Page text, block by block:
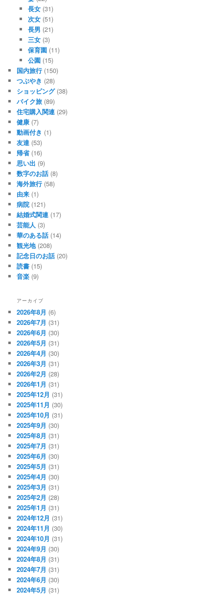
長女(31)
次女(51)
長男 (21)
三女(3)
保育園(11)
公園(15)
国内旅行 (150)
つぶやき (28)
ショッピング(38)
バイク旅 (89)
住宅購入関連 (29)
健康 (7)
動画付き (1)
友達 (53)
帰省(16)
思い出 (9)
数字のお話 (8)
海外旅行 (58)
由来 (1)
病院 (121)
結婚式関連 (17)
芸能人 (3)
華のある話 (14)
観光地(208)
記念日のお話 (20)
読書 (15)
音楽 (9)
アーカイブ
2026年8月 (6)
2026年7月 (31)
2026年6月 (30)
2026年5月 (31)
2026年4月 (30)
2026年3月 (31)
2026年2月 (28)
2026年1月 (31)
2025年12月 (31)
2025年11月 (30)
2025年10月 (31)
2025年9月 (30)
2025年8月 (31)
2025年7月 (31)
2025年6月 (30)
2025年5月 (31)
2025年4月 (30)
2025年3月 (31)
2025年2月 (28)
2025年1月 (31)
2024年12月 (31)
2024年11月 (30)
2024年10月 (31)
2024年9月 (30)
2024年8月 (31)
2024年7月 (31)
2024年6月 (30)
2024年5月 (31)